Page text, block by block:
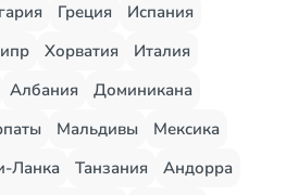
Греция
Испания
Хорватия
Италия
Албания
Доминикана
Мальдивы
Мексика
Ланка Танзания
Андорра